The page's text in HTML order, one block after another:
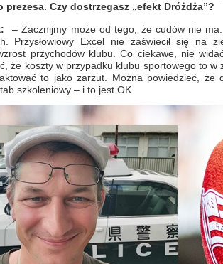
prezesa. Czy dostrzegasz „efekt Dróżdża”?
– Zacznijmy może od tego, że cudów nie
Przysłowiowy Excel nie zaświecił się na
przychodów klubu. Co ciekawe, nie
że koszty w przypadku klubu sportowego to w
to jako zarzut. Można powiedzieć, że
szkoleniowy – i to jest OK.